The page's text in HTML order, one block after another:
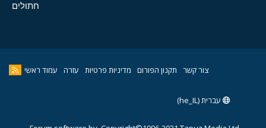
חתולים
צור קשר תקנון הפורום מדיניות פרטיות עזרה עמוד ראשי
עברית (he_IL)